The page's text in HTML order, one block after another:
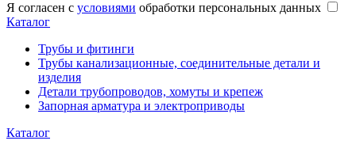
Я согласен с условиями обработки персональных данных
Каталог
Трубы и фитинги
Трубы канализационные, соединительные детали и
изделия
Детали трубопроводов, хомуты и крепеж
Запорная арматура и электроприводы
Каталог